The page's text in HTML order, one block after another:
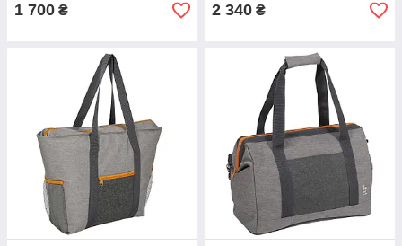
1 700 ₴ 2 340 ₴